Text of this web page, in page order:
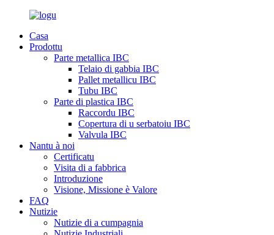
Casa
Prodottu
Parte metallica IBC
Telaio di gabbia IBC
Pallet metallicu IBC
Tubu IBC
Parte di plastica IBC
Raccordu IBC
Copertura di u serbatoiu IBC
Valvula IBC
Nantu à noi
Certificatu
Visita di a fabbrica
Introduzione
Visione, Missione è Valore
FAQ
Nutizie
Nutizie di a cumpagnia